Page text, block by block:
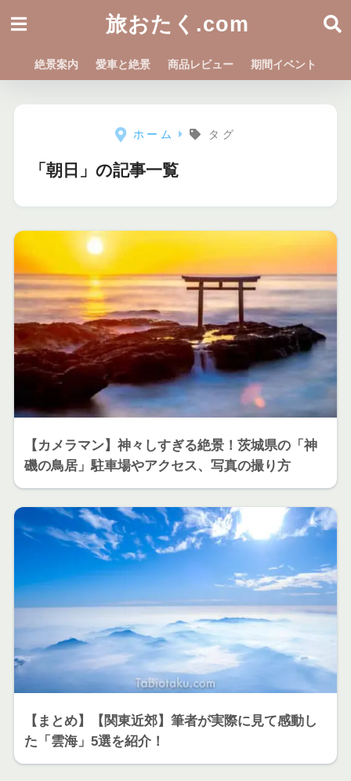
旅おたく.com
絶景案内 愛車と絶景 商品レビュー 期間イベント
ホーム タグ
「朝日」の記事一覧
【カメラマン】神々しすぎる絶景！茨城県の「神
磯の鳥居」駐車場やアクセス、写真の撮り方
【まとめ】【関東近郊】筆者が実際に見て感動し
た「雲海」5選を紹介！